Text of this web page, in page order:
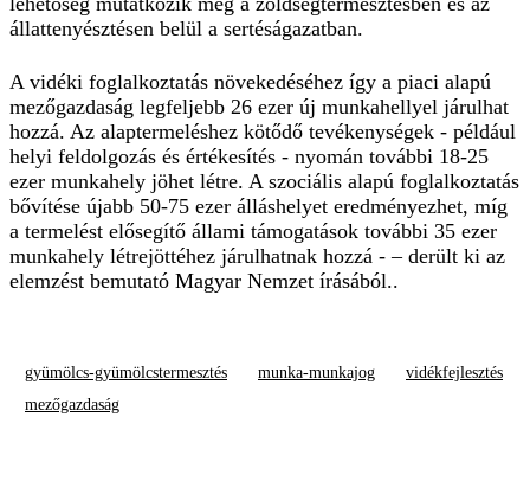
állattenyésztésen belül a sertéságazatban.
A vidéki foglalkoztatás növekedéséhez így a piaci alapú
mezőgazdaság legfeljebb 26 ezer új munkahellyel járulhat
hozzá. Az alaptermeléshez kötődő tevékenységek - például
helyi feldolgozás és értékesítés - nyomán további 18-25
ezer munkahely jöhet létre. A szociális alapú foglalkoztatás
bővítése újabb 50-75 ezer álláshelyet eredményezhet, míg
a termelést elősegítő állami támogatások további 35 ezer
munkahely létrejöttéhez járulhatnak hozzá - – derült ki az
elemzést bemutató Magyar Nemzet írásából..
gyümölcs-gyümölcstermesztés munka-munkajog
vidékfejlesztés
mezőgazdaság